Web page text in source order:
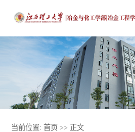
当前位置:首页 >> 正文